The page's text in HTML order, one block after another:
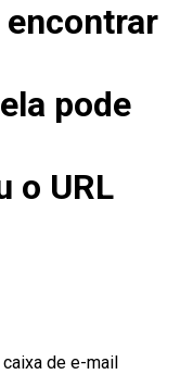
pode
o URL
de e-mail